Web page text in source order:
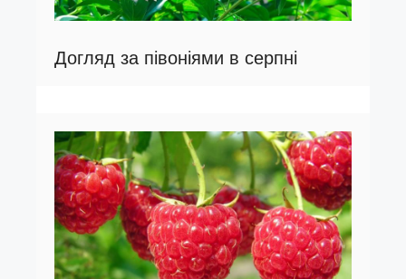
Догляд за півоніями в серпні